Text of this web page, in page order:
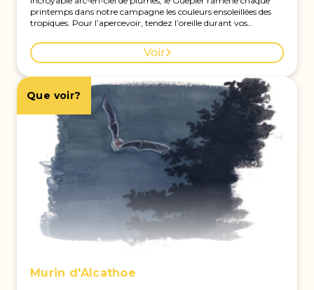
printemps dans notre campagne les couleurs ensoleillées des
tropiques. Pour l’apercevoir, tendez l’oreille durant vos
vient survoltés dans le ciel bleu. Voir la carte des observations à
Genève.
Voir
Que voir?
Murin d'Alcathoe